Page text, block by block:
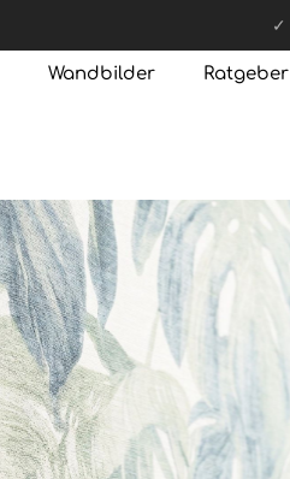
Wandbilder Ratgeber